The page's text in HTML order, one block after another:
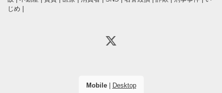
じめ
Mobile| Desktop